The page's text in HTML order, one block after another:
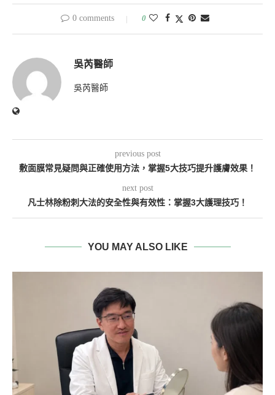
0 comments 0
吳芮醫師
吳芮醫師
previous post
敷面膜常見疑問與正確使用方法，掌握5大技巧提升護膚效果！
next post
凡士林除粉刺大法的安全性與有效性：掌握3大護理技巧！
YOU MAY ALSO LIKE